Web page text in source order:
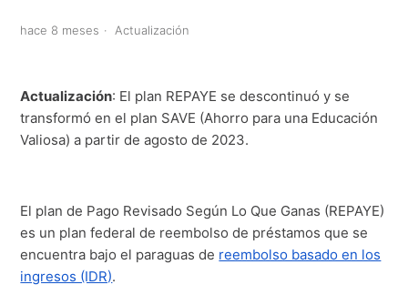
hace 8 meses Actualización
Actualización: El plan REPAYE se descontinuó y se
transformó en el plan SAVE (Ahorro para una Educación
Valiosa) a partir de agosto de 2023.
El plan de Pago Revisado Según Lo Que Ganas (REPAYE)
es un plan federal de reembolso de préstamos que se
encuentra bajo el paraguas de reembolso basado en los
ingresos (IDR).